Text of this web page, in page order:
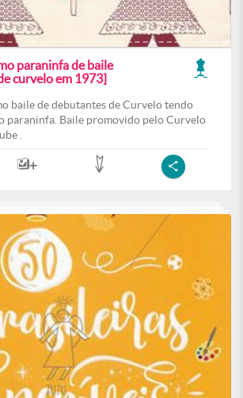
paraninfa de baile
curvelo em 1973]
baile de debutantes de Curvelo tendo
paraninfa. Baile promovido pelo Curvelo
.